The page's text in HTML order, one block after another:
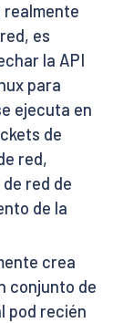
realmente
es
la API
para
ejecuta en
de
red,
red de
de la
crea
conjunto de
pod recién